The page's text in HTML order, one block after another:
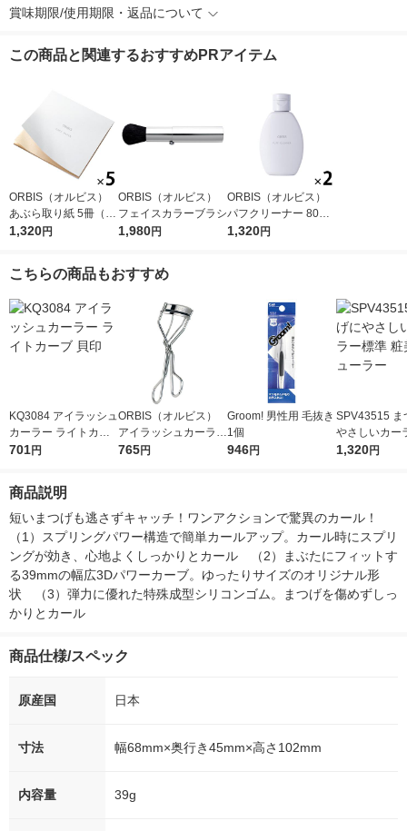
賞味期限/使用期限・返品について
この商品と関連するおすすめPRアイテム
ORBIS（オルビス）
あぶら取り紙 5冊（30
枚×5冊）
1,320円
ORBIS（オルビス）
フェイスカラーブラシ
1,980円
ORBIS（オルビス）
パフクリーナー 80mL
×2個
1,320円
こちらの商品もおすすめ
KQ3084 アイラッシュ
カーラー ライトカー
ブ 貝印
701円
ORBIS（オルビス）
アイラッシュカーラー
（ビューラー）
765円
Groom! 男性用 毛抜き
1個
946円
SPV43515 ま
やさしいカー
粧美堂 ビュー
1,320円
商品説明
短いまつげも逃さずキャッチ！ワンアクションで驚異のカール！
（1）スプリングパワー構造で簡単カールアップ。カール時にスプリ
ングが効き、心地よくしっかりとカール　（2）まぶたにフィットす
る39mmの幅広3Dパワーカーブ。ゆったりサイズのオリジナル形
状　（3）弾力に優れた特殊成型シリコンゴム。まつげを傷めずしっ
かりとカール
商品仕様/スペック
原産国 日本
寸法 幅68mm×奥行き45mm×高さ102mm
内容量 39g